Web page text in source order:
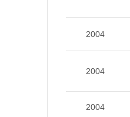
2004
2004
2004